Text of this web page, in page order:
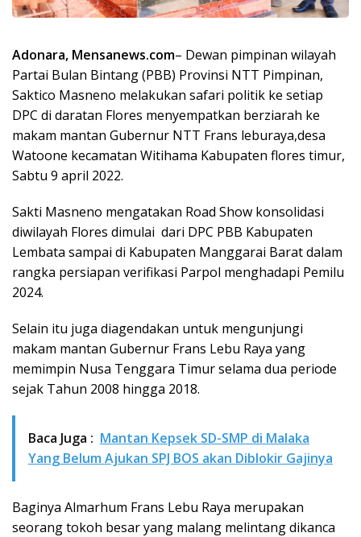
Adonara, Mensanews.com– Dewan pimpinan wilayah
Partai Bulan Bintang (PBB) Provinsi NTT Pimpinan,
Saktico Masneno melakukan safari politik ke setiap
DPC di daratan Flores menyempatkan berziarah ke
makam mantan Gubernur NTT Frans leburaya,desa
Watoone kecamatan Witihama Kabupaten flores timur,
Sabtu 9 april 2022.
Sakti Masneno mengatakan Road Show konsolidasi
diwilayah Flores dimulai dari DPC PBB Kabupaten
Lembata sampai di Kabupaten Manggarai Barat dalam
rangka persiapan verifikasi Parpol menghadapi Pemilu
2024.
Selain itu juga diagendakan untuk mengunjungi
makam mantan Gubernur Frans Lebu Raya yang
memimpin Nusa Tenggara Timur selama dua periode
sejak Tahun 2008 hingga 2018.
Baca Juga : Mantan Kepsek SD-SMP di Malaka
Yang Belum Ajukan SPJ BOS akan Diblokir Gajinya
Baginya Almarhum Frans Lebu Raya merupakan
seorang tokoh besar yang malang melintang dikanca